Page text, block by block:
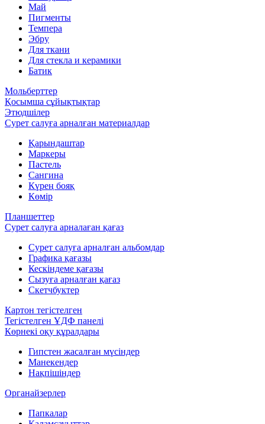
Май
Пигменты
Темпера
Эбру
Для ткани
Для стекла и керамики
Батик
Мольберттер
Қосымша сұйықтықтар
Этюдшілер
Сурет салуға арналған материалдар
Қарындаштар
Маркеры
Пастель
Сангина
Күрең бояқ
Көмір
Планшеттер
Сурет салуға арналаған қағаз
Сурет салуға арналған альбомдар
Графика қағазы
Кескіндеме қағазы
Сызуға арналған қағаз
Скетчбуктер
Картон тегістелген
Тегістелген ҰДФ панелі
Көрнекі оқу құралдары
Гипстен жасалған мүсіндер
Манекендер
Нақпішіндер
Органайзерлер
Папкалар